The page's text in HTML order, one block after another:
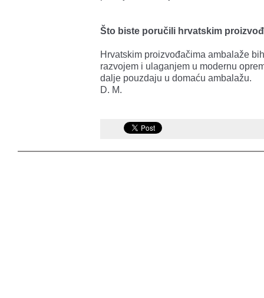
Što biste poručili hrvatskim
Hrvatskim proizvođačima ambalaže
razvojem i ulaganjem u modernu
dalje pouzdaju u domaću ambalažu.
D. M.